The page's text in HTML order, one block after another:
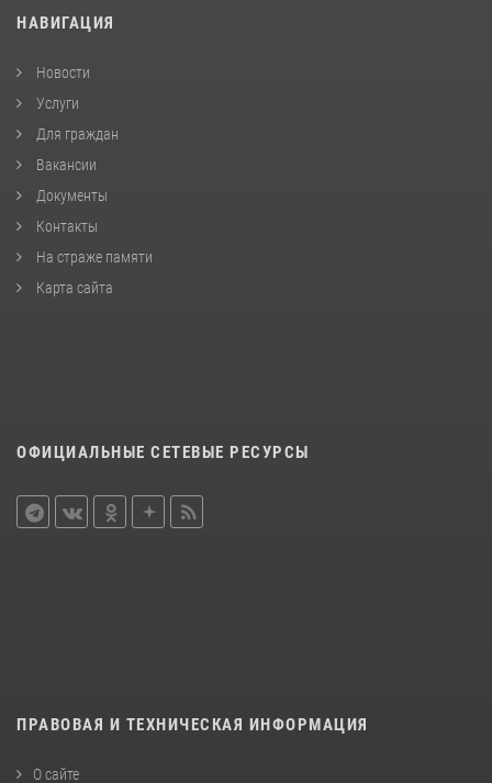
НАВИГАЦИЯ
Новости
Услуги
Для граждан
Вакансии
Документы
Контакты
На страже памяти
Карта сайта
ОФИЦИАЛЬНЫЕ СЕТЕВЫЕ РЕСУРСЫ
ПРАВОВАЯ И ТЕХНИЧЕСКАЯ ИНФОРМАЦИЯ
О сайте